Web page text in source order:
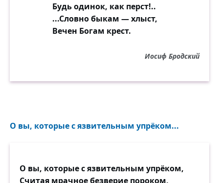
Будь одинок, как перст!..
...Словно быкам — хлыст,
Вечен Богам крест.
Иосиф Бродский
О вы, которые с язвительным упрёком...
О вы, которые с язвительным упрёком,
Считая мрачное безверие пороком,